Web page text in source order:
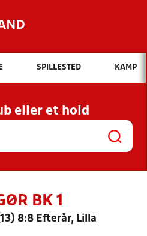
Hvad vil du søge efter?
INDHOLD OG NYHEDER
KLUBBER OG
SPILLESTED KAMP
eller et hold
BK 1
8:8 Efterår, Lilla